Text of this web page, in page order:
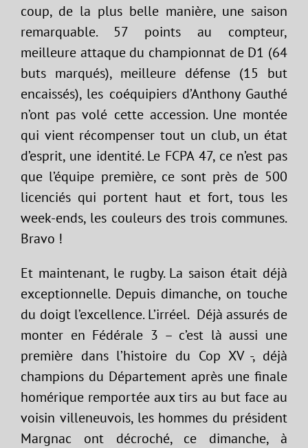
coup, de la plus belle manière, une saison
remarquable. 57 points au compteur,
meilleure attaque du championnat de D1 (64
buts marqués), meilleure défense (15 but
encaissés), les coéquipiers d’Anthony Gauthé
n’ont pas volé cette accession. Une montée
qui vient récompenser tout un club, un état
d’esprit, une identité. Le FCPA 47, ce n’est pas
que l’équipe première, ce sont près de 500
licenciés qui portent haut et fort, tous les
week-ends, les couleurs des trois communes.
Bravo !
Et maintenant, le rugby. La saison était déjà
exceptionnelle. Depuis dimanche, on touche
du doigt l’excellence. L’irréel. Déjà assurés de
monter en Fédérale 3 – c’est là aussi une
première dans l’histoire du Cop XV -, déjà
champions du Département après une finale
homérique remportée aux tirs au but face au
voisin villeneuvois, les hommes du président
Margnac ont décroché, ce dimanche, à